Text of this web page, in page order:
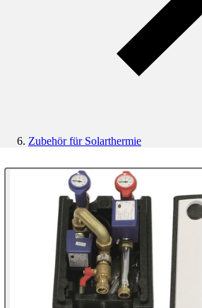
Zubehör für Solarthermie